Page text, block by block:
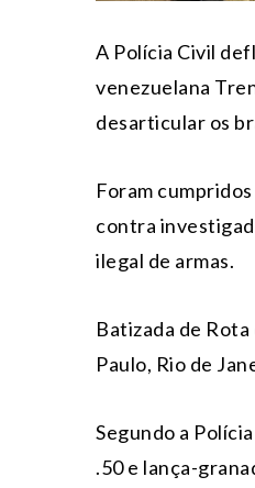
A Polícia Civil
venezuelana
desarticular os
Foram
contra
ilegal de armas.
Batizada de
Paulo, Rio de
Segundo a
.50 e lança-